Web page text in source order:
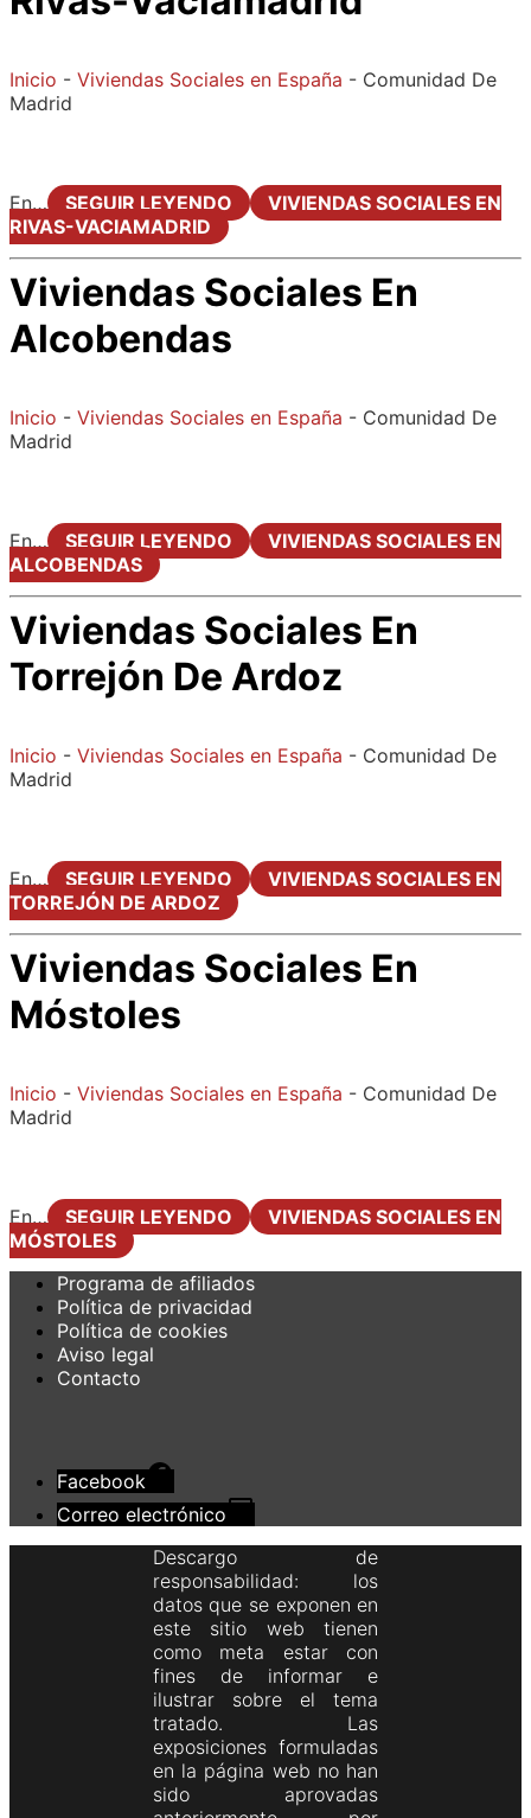
Inicio - Viviendas Sociales en España - Comunidad De
Madrid
En… SEGUIR LEYENDO
VIVIENDAS SOCIALES EN
RIVAS-VACIAMADRID
Viviendas Sociales En
Alcobendas
Inicio - Viviendas Sociales en España - Comunidad De
Madrid
En… SEGUIR LEYENDO
VIVIENDAS SOCIALES EN
ALCOBENDAS
Viviendas Sociales En
Torrejón De Ardoz
Inicio - Viviendas Sociales en España - Comunidad De
Madrid
En… SEGUIR LEYENDO
VIVIENDAS SOCIALES EN
TORREJÓN DE ARDOZ
Viviendas Sociales En
Móstoles
Inicio - Viviendas Sociales en España - Comunidad De
Madrid
En… SEGUIR LEYENDO
VIVIENDAS SOCIALES EN
MÓSTOLES
Programa de afiliados
Política de privacidad
Política de cookies
Aviso legal
Contacto
Facebook
Correo electrónico
Descargo de
responsabilidad: los
datos que se exponen en
este sitio web tienen
como meta estar con
fines de informar e
ilustrar sobre el tema
tratado. Las
exposiciones formuladas
en la página web no han
sido aprovadas